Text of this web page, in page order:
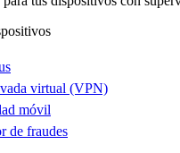
virtual (VPN)
móvil
de fraudes